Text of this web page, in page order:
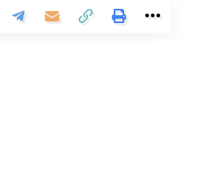
bi îdîaya “endamtiya rêxistinê”
Bixwîne